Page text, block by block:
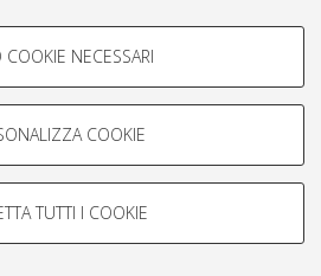
-
per analizzare le caratteristiche della
profili in base al loro comportamento
COOKIE NECESSARI
COOKIE
TUTTI I COOKIE
- Università di Bologna, 2007-2026.